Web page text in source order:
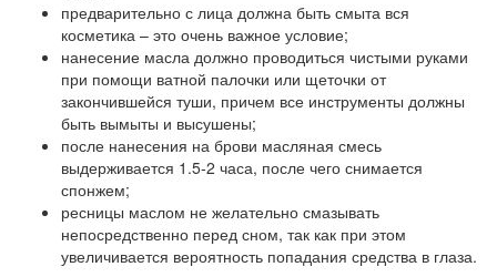
предварительно с лица должна быть смыта вся
косметика – это очень важное условие;
нанесение масла должно проводиться чистыми руками
при помощи ватной палочки или щеточки от
закончившейся туши, причем все инструменты должны
быть вымыты и высушены;
после нанесения на брови масляная смесь
выдерживается 1.5-2 часа, после чего снимается
спонжем;
ресницы маслом не желательно смазывать
непосредственно перед сном, так как при этом
увеличивается вероятность попадания средства в глаза.